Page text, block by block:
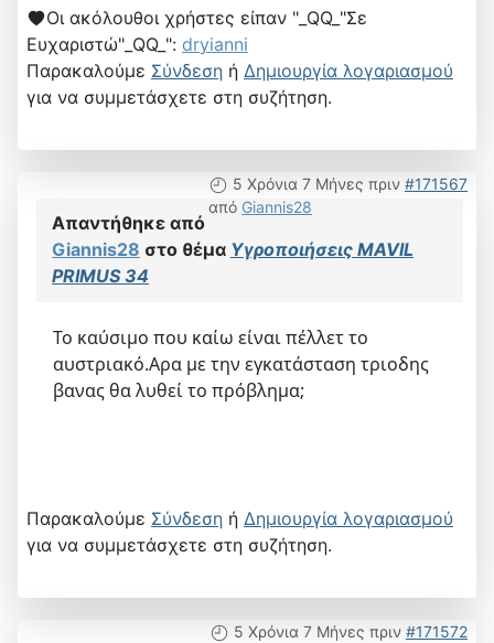
Οι ακόλουθοι χρήστες είπαν "_QQ_"Σε
Ευχαριστώ"_QQ_": dryianni
Παρακαλούμε Σύνδεση ή Δημιουργία λογαριασμού
για να συμμετάσχετε στη συζήτηση.
5 Χρόνια 7 Μήνες πριν #171567
από Giannis28
Απαντήθηκε από
Giannis28 στο θέμα Υγροποιήσεις MAVIL
PRIMUS 34
Το καύσιμο που καίω είναι πέλλετ το
αυστριακό.Αρα με την εγκατάσταση τριοδης
βανας θα λυθεί το πρόβλημα;
Παρακαλούμε Σύνδεση ή Δημιουργία λογαριασμού
για να συμμετάσχετε στη συζήτηση.
5 Χρόνια 7 Μήνες πριν #171572